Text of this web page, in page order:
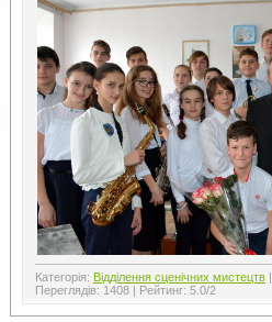
Категорія: Відділення сценічних мистецтв|
Переглядів: 1408 | Рейтинг: 5.0/2